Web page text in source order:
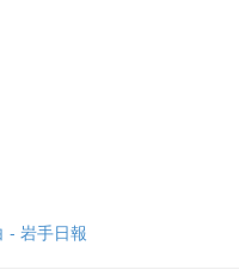
- 岩手日報